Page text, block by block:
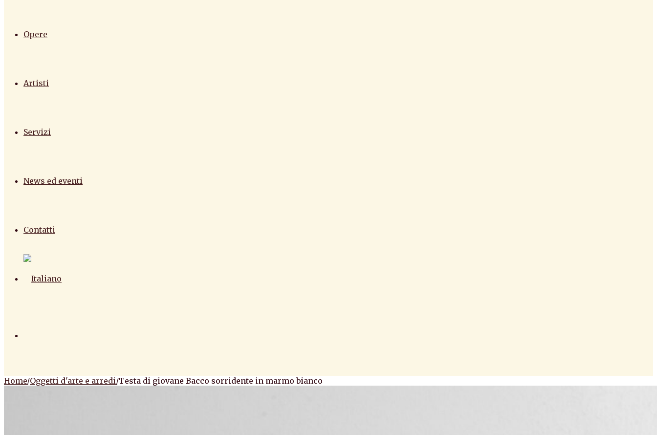
Opere
Artisti
Servizi
News ed eventi
Contatti
Home/Oggetti d'arte e arredi/Testa di giovane Bacco sorridente in marmo bianco